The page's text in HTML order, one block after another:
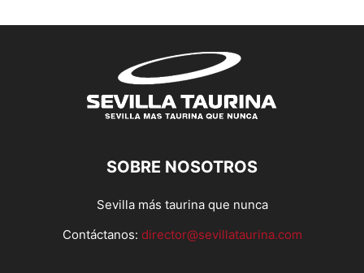
SOBRE NOSOTROS
Sevilla más taurina que nunca
Contáctanos: director@sevillataurina.com